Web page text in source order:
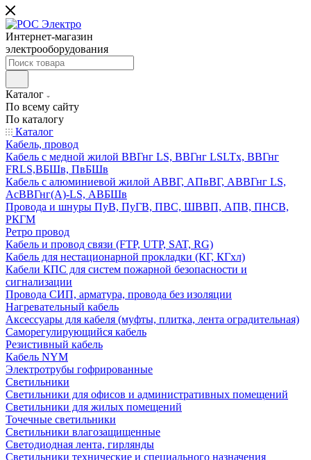
Интернет-магазин
электрооборудования
Каталог
По всему сайту
По каталогу
Каталог
Кабель, провод
Кабель с медной жилой ВВГнг LS, ВВГнг LSLTx, ВВГнг
FRLS,ВБШв, ПвБШв
Кабель с алюминиевой жилой АВВГ, АПвВГ, АВВГнг LS,
АсВВГнг(А)-LS, АВБШв
Провода и шнуры ПуВ, ПуГВ, ПВС, ШВВП, АПВ, ПНСВ,
РКГМ
Ретро провод
Кабель и провод связи (FTP, UTP, SAT, RG)
Кабель для нестационарной прокладки (КГ, КГхл)
Кабели КПС для систем пожарной безопасности и
сигнализации
Провода СИП, арматура, провода без изоляции
Нагревательный кабель
Аксессуары для кабеля (муфты, плитка, лента оградительная)
Саморегулирующийся кабель
Резистивный кабель
Кабель NYM
Электротрубы гофрированные
Светильники
Светильники для офисов и административных помещений
Светильники для жилых помещений
Точечные светильники
Светильники влагозащищенные
Светодиодная лента, гирлянды
Светильники технические и специального назначения